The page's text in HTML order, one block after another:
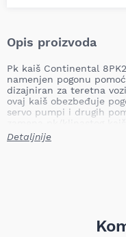
Opis proizvoda
Pk kaiš Continental
namenjen pogonu
dizajniran za teretna
ovaj kaiš obezbeđuje
servo pumpi i drugih
električnih sistema,
ventilatora ili klime,
Continental je priznati
Detaljnije